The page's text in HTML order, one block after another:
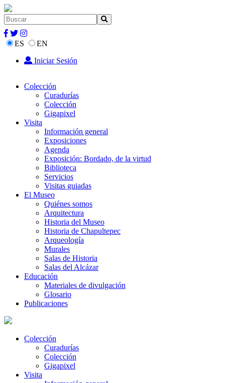
ES
EN
Iniciar Sesión
Colección
Curadurías
Colección
Gigapixel
Visita
Información general
Exposiciones
Agenda
Exposición: Bordado, de la virtud
Biblioteca
Servicios
Visitas guiadas
El Museo
Quiénes somos
Arquitectura
Historia del Museo
Historia de Chapultepec
Arqueología
Murales
Salas de Historia
Salas del Alcázar
Educación
Materiales de divulgación
Glosario
Publicaciones
Colección
Curadurías
Colección
Gigapixel
Visita